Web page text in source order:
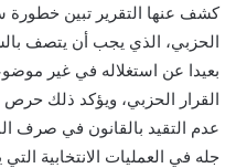
كشف عنها التقرير تبين خطورة
الحزبي، الذي يجب أن يتصف
بعيدا عن استغلاله في غير
القرار الحزبي، ويؤكد ذلك حرص
عدم التقيد بالقانون في صرف
جله في العمليات الانتخابية